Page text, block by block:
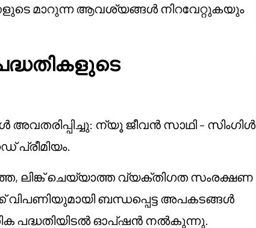
മാറുന്ന ആവശ്യങ്ങൾ നിറവേറ്റുകയും
ന്യൂ ജീവൻ സാഥി – സിംഗിൾ
പ്രീമിയം.
ലിങ്ക് ചെയ്യാത്ത വ്യക്തിഗത സംരക്ഷണ
വിപണിയുമായി ബന്ധപ്പെട്ട അപകടങ്ങൾ
പദ്ധതിയിടൽ ഓപ്ഷൻ നൽകുന്നു.